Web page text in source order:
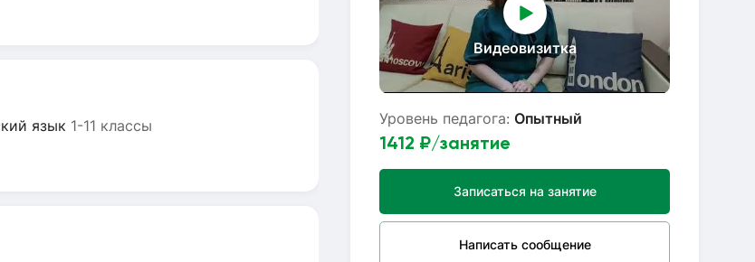
Видеовизитка
Уровень педагога: Опытный
1412 ₽/занятие
Записаться на занятие
Написать сообщение
язык 1-11 классы